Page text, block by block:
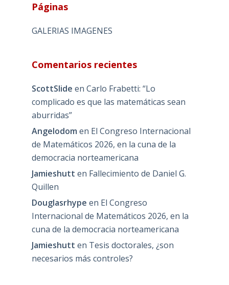
Páginas
GALERIAS IMAGENES
Comentarios recientes
ScottSlide en Carlo Frabetti: “Lo
complicado es que las matemáticas sean
aburridas”
Angelodom en El Congreso Internacional
de Matemáticos 2026, en la cuna de la
democracia norteamericana
Jamieshutt en Fallecimiento de Daniel G.
Quillen
Douglasrhype en El Congreso
Internacional de Matemáticos 2026, en la
cuna de la democracia norteamericana
Jamieshutt en Tesis doctorales, ¿son
necesarios más controles?